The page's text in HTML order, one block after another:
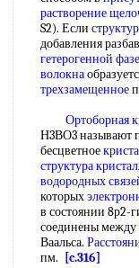
растворение
S2). Если
добавления
гетерогенной фазе
волокна
трехзамещенное
Ортоборная
Н3ВО3 называют
бесцветное
структура
водородных
которых
в состоянии 8р2-
соединены между
Ваальса.
пм.
[c.316]